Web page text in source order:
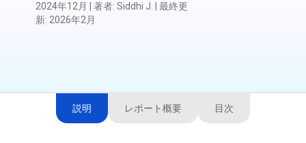
2024年12月
著者: Siddhi J.
最終更
新: 2026年2月
説明 レポート概要 目次